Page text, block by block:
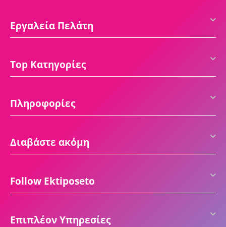
Εργαλεία Πελάτη
Top Κατηγορίες
Πληροφορίες
Διαβάστε ακόμη
Follow Ektiposeto
Επιπλέον Υπηρεσίες